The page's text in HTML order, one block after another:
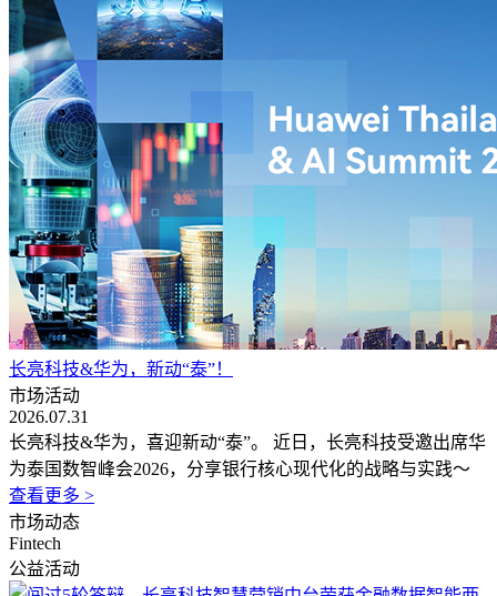
长亮科技&华为，新动“泰”！
市场活动
2026.07.31
长亮科技&华为，喜迎新动“泰”。 近日，长亮科技受邀出席华
为泰国数智峰会2026，分享银行核心现代化的战略与实践～
查看更多 >
市场动态
Fintech
公益活动